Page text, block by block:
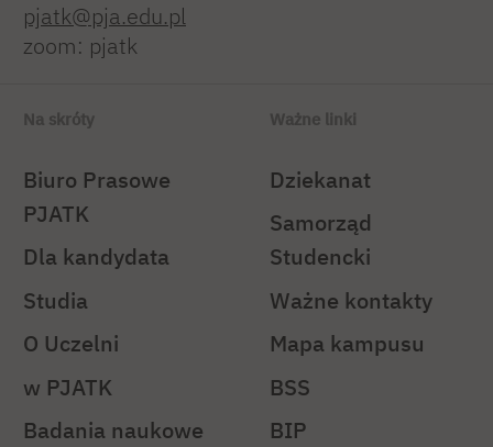
pjatk@pja.edu.pl
zoom: pjatk
Na skróty
Biuro Prasowe
PJATK
Dla kandydata
Studia
O Uczelni
w PJATK
Badania naukowe
Ważne linki
Dziekanat
Samorząd
Studencki
Ważne kontakty
Mapa kampusu
BSS
BIP